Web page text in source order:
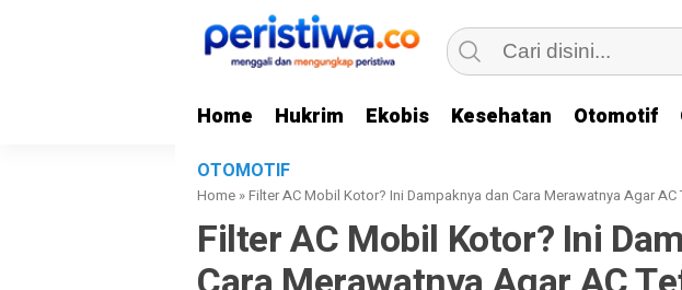
Home Hukrim Ekobis Kesehatan Otomotif
OTOMOTIF
Home »Filter AC Mobil Kotor? Ini Dampaknya dan Cara Merawatnya Agar AC
Filter AC Mobil Kotor? Ini